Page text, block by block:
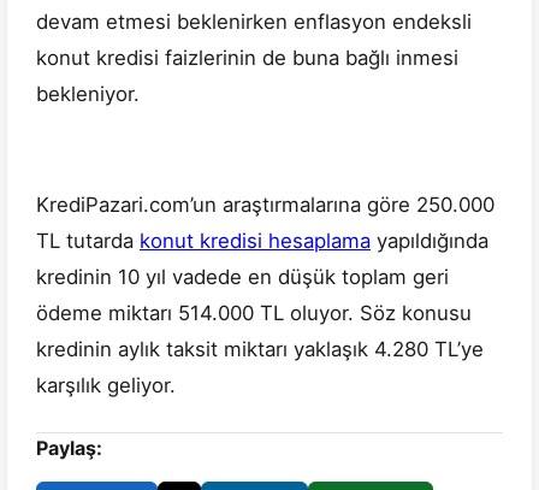
devam etmesi beklenirken enflasyon endeksli
konut kredisi faizlerinin de buna bağlı inmesi
bekleniyor.
KrediPazari.com’un araştırmalarına göre 250.000
TL tutarda konut kredisi hesaplama yapıldığında
kredinin 10 yıl vadede en düşük toplam geri
ödeme miktarı 514.000 TL oluyor. Söz konusu
kredinin aylık taksit miktarı yaklaşık 4.280 TL’ye
karşılık geliyor.
Paylaş: